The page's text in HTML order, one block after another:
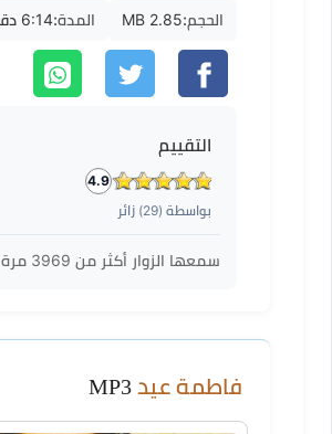
mp3
الحجم:2.85 MB المدة:6:14 دقيقة
التقييم
4.9
بواسطة (29) زائر
سمعها الزوار أكثر من 3969 مرة
فاطمة عيد